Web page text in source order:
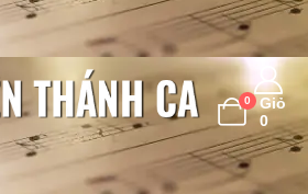
0
Giỏ
0